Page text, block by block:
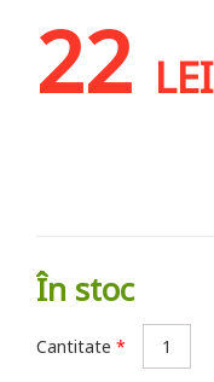
22 LEI
În stoc
Cantitate *